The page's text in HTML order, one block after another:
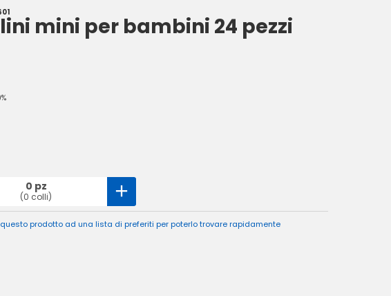
mini per bambini 24 pezzi
0 pz
(0 colli)
prodotto ad una lista di preferiti per poterlo trovare rapidamente